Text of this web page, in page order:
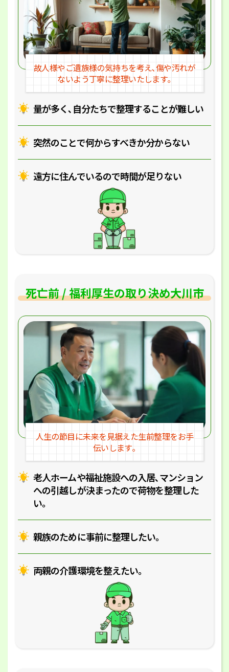
量が多く､自分たちで整理することが難しい
突然のことで何からすべきか分からない
遠方に住んでいるので時間が足りない
故人様やご遺族様の気持ちを考え､傷や汚れが
ないよう丁寧に整理いたします｡
死亡前 / 福利厚生の取り決め大川市
老人ホームや福祉施設への入居､マンション
への引越しが決まったので荷物を整理した
い｡
親族のために事前に整理したい｡
両親の介護環境を整えたい｡
人生の節目に未来を見据えた生前整理をお手
伝いします｡